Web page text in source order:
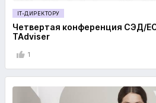
IT-ДИРЕКТОРУ
Четвертая конференция СЭД/
TAdviser
1